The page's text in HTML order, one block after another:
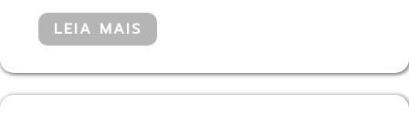
LEIA MAIS